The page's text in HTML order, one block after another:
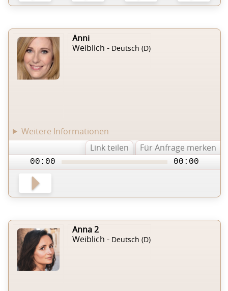
Anni
Weiblich - Deutsch (D)
Weitere Informationen
Link teilen
Für Anfrage merken
00:00 00:00
Anna 2
Weiblich - Deutsch (D)